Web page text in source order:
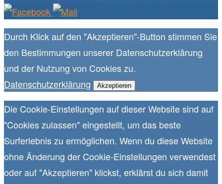
Durch Klick auf den "Akzeptieren"-Button stimmen Sie
den Bestimmungen unserer Datenschutzerklärung
und der Nutzung von Cookies zu.
Datenschutzerklärung
Akzeptieren
Die Cookie-Einstellungen auf dieser Website sind auf
"Cookies zulassen" eingestellt, um das beste
Surferlebnis zu ermöglichen. Wenn du diese Website
ohne Änderung der Cookie-Einstellungen verwendest
oder auf "Akzeptieren" klickst, erklärst du sich damit